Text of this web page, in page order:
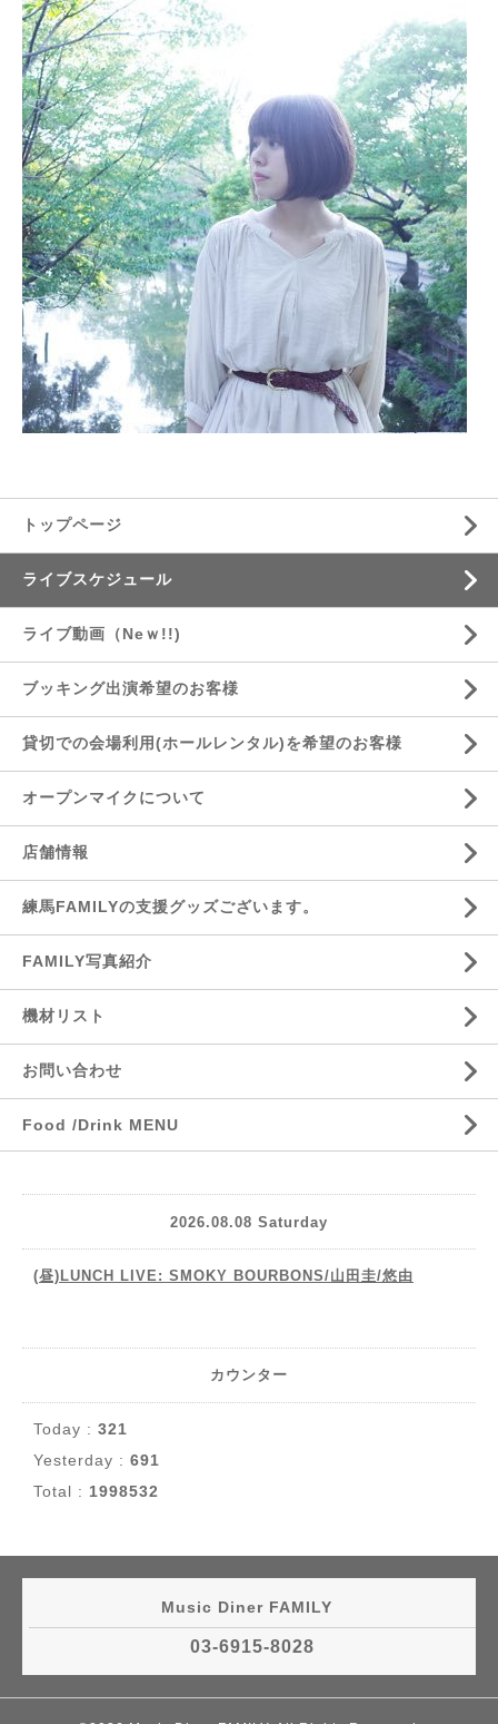
トップページ
ライブスケジュール
ライブ動画（Neｗ!!)
ブッキング出演希望のお客様
貸切での会場利用(ホールレンタル)を希望のお客様
オープンマイクについて
店舗情報
練馬FAMILYの支援グッズございます。
FAMILY写真紹介
機材リスト
お問い合わせ
Food /Drink MENU
2026.08.08 Saturday
(昼)LUNCH LIVE: SMOKY BOURBONS/山田圭/悠由
カウンター
Today : 321
Yesterday : 691
Total : 1998532
Music Diner FAMILY
03-6915-8028